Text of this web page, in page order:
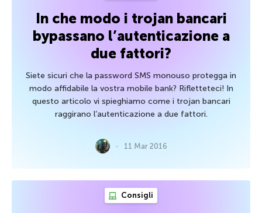
In che modo i trojan bancari
bypassano l’autenticazione a
due fattori?
Siete sicuri che la password SMS monouso protegga in
modo affidabile la vostra mobile bank? Rifletteteci! In
questo articolo vi spieghiamo come i trojan bancari
raggirano l’autenticazione a due fattori.
11 Mar 2016
Consigli